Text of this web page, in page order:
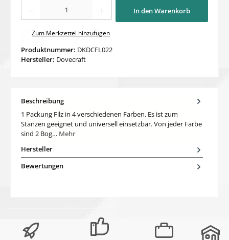
In den Warenkorb
Zum Merkzettel hinzufügen
Produktnummer: DKDCFL022
Hersteller: Dovecraft
Beschreibung
1 Packung Filz in 4 verschiedenen Farben. Es ist zum
Stanzen geeignet und universell einsetzbar. Von jeder Farbe
sind 2 Bog… Mehr
Hersteller
Bewertungen